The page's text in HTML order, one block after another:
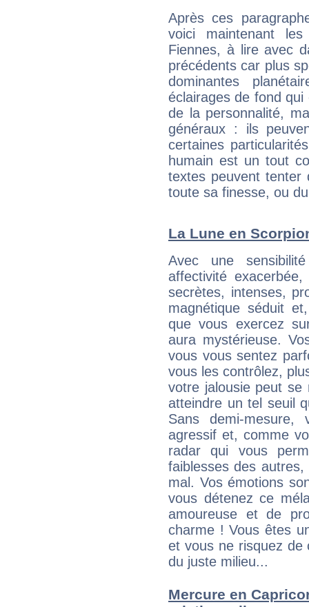
Après ces
voici maintenant
Fiennes, à lire avec
précédents car plus
dominantes
éclairages de fond
de la personnalité,
généraux : ils
certaines
humain est un tout
textes peuvent tenter
toute sa finesse, ou
La Lune en
Avec une
affectivité
secrètes, intenses,
magnétique séduit
que vous exercez
aura mystérieuse.
vous vous sentez
vous les contrôlez,
votre jalousie peut se
atteindre un tel seuil
Sans demi-mesure,
agressif et, comme
radar qui vous
faiblesses des
mal. Vos émotions
vous détenez ce
amoureuse et de
charme ! Vous êtes
et vous ne risquez de
du juste milieu...
Mercure en